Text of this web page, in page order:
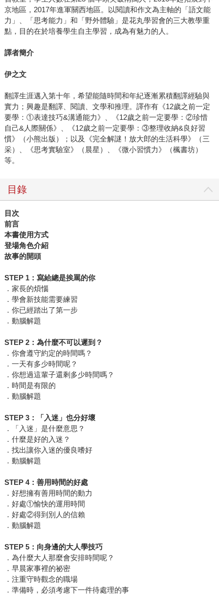
京地區，2017年進軍關西地區。以閱讀和作文為主軸的「語文能
力」、「思考能力」和「野外體驗」是花丸學習會的三大教學重
點，目的在於培養學生自主學習，成為有魅力的人。
譯者簡介
伊之文
翻譯生涯邁入第十年，希望能隨時間和年紀逐漸累積翻譯經驗與
實力；興趣是翻譯、閱讀、文學和推理。譯作有《12歲之前一定
要學：①表達技巧&溝通能力》、《12歲之前一定要學：②珍惜
自己&人際關係》、《12歲之前一定要學：③整理收納&良好習
慣》（小熊出版）；以及《完全解謎！放大郎的生活科學》（三
采）、《思考實驗室》（晨星）、《微小習慣力》（楓書坊）
等。
目錄
目次
前言
本書使用方式
登場角色介紹
故事的開頭
STEP 1：寫給總是挨罵的你
．家長的煩惱
．學會新技能需要練習
．你已經踏出了第一步
．動腦解題
STEP 2：為什麼不可以遲到？
．你會遵守約定的時間嗎？
．一天有多少時間呢？
．你想過這輩子還剩多少時間嗎？
．時間是有限的
．動腦解題
STEP 3：「入迷」也分好壞
．「入迷」是什麼意思？
．什麼是好的入迷？
．找出讓你入迷的優良嗜好
．動腦解題
STEP 4：善用時間的好處
．好想擁有善用時間的動力
．好處①愉快的運用時間
．好處②得到別人的信賴
．動腦解題
STEP 5：向身邊的大人學技巧
．為什麼大人那麼會安排時間呢？
．早晨家事裡的祕密
．注重守時觀念的職場
．準備時，必須考慮下一件待處理的事